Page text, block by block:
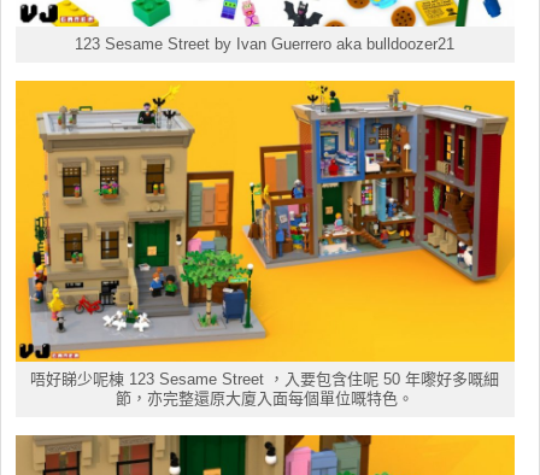
123 Sesame Street by Ivan Guerrero aka bulldoozer21
唔好睇少呢棟 123 Sesame Street ，入要包含住呢 50 年嚟好多嘅細
節，亦完整還原大廈入面每個單位嘅特色。